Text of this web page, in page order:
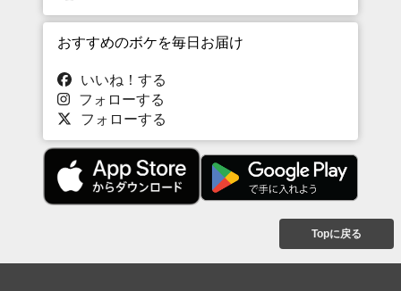
おすすめのボケを毎日お届け
いいね！する
フォローする
フォローする
Topに戻る